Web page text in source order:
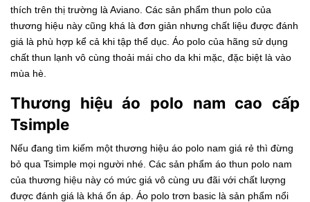
thích trên thị trường là Aviano. Các sản phẩm thun polo của
thương hiệu này cũng khá là đơn giản nhưng chất liệu được đánh
giá là phù hợp kể cả khi tập thể dục. Áo polo của hãng sử dụng
chất thun lạnh vô cùng thoải mái cho da khi mặc, đặc biệt là vào
mùa hè.
Thương hiệu áo polo nam cao cấp
Tsimple
Nếu đang tìm kiếm một thương hiệu áo polo nam giá rẻ thì đừng
bỏ qua Tsimple mọi người nhé. Các sản phẩm áo thun polo nam
của thương hiệu này có mức giá vô cùng ưu đãi với chất lượng
được đánh giá là khá ổn áp. Áo polo trơn basic là sản phẩm nổi